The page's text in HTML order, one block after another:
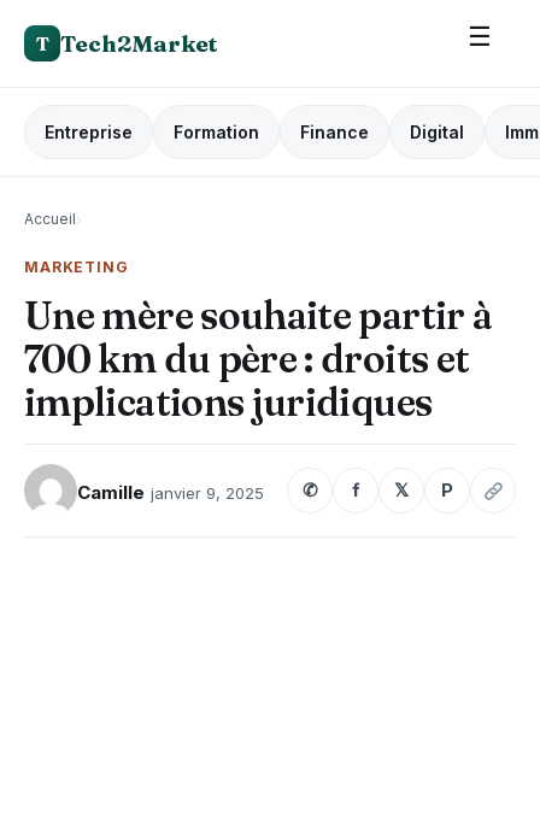
T Tech2Market ☰
Entreprise Formation Finance Digital
Accueil›
MARKETING
Une mère souhaite partir à
700 km du père : droits et
implications juridiques
Camille janvier 9, 2025 ✆ f 𝕏 P